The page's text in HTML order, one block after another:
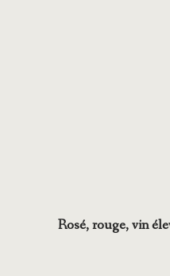
Rosé, rouge, vin